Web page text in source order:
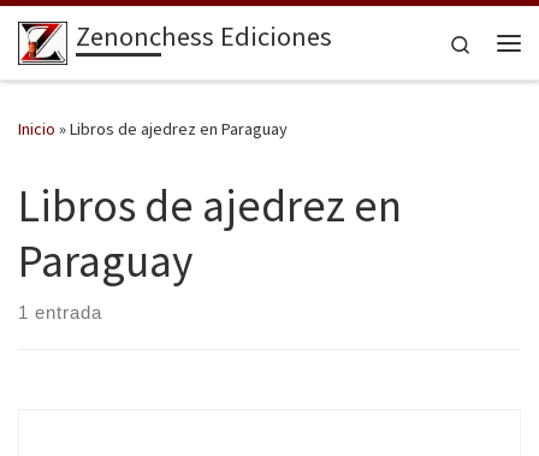
Saltar al contenido
Zenonchess Ediciones
Search
Inicio »Libros de ajedrez en Paraguay
Libros de ajedrez en
Paraguay
1 entrada